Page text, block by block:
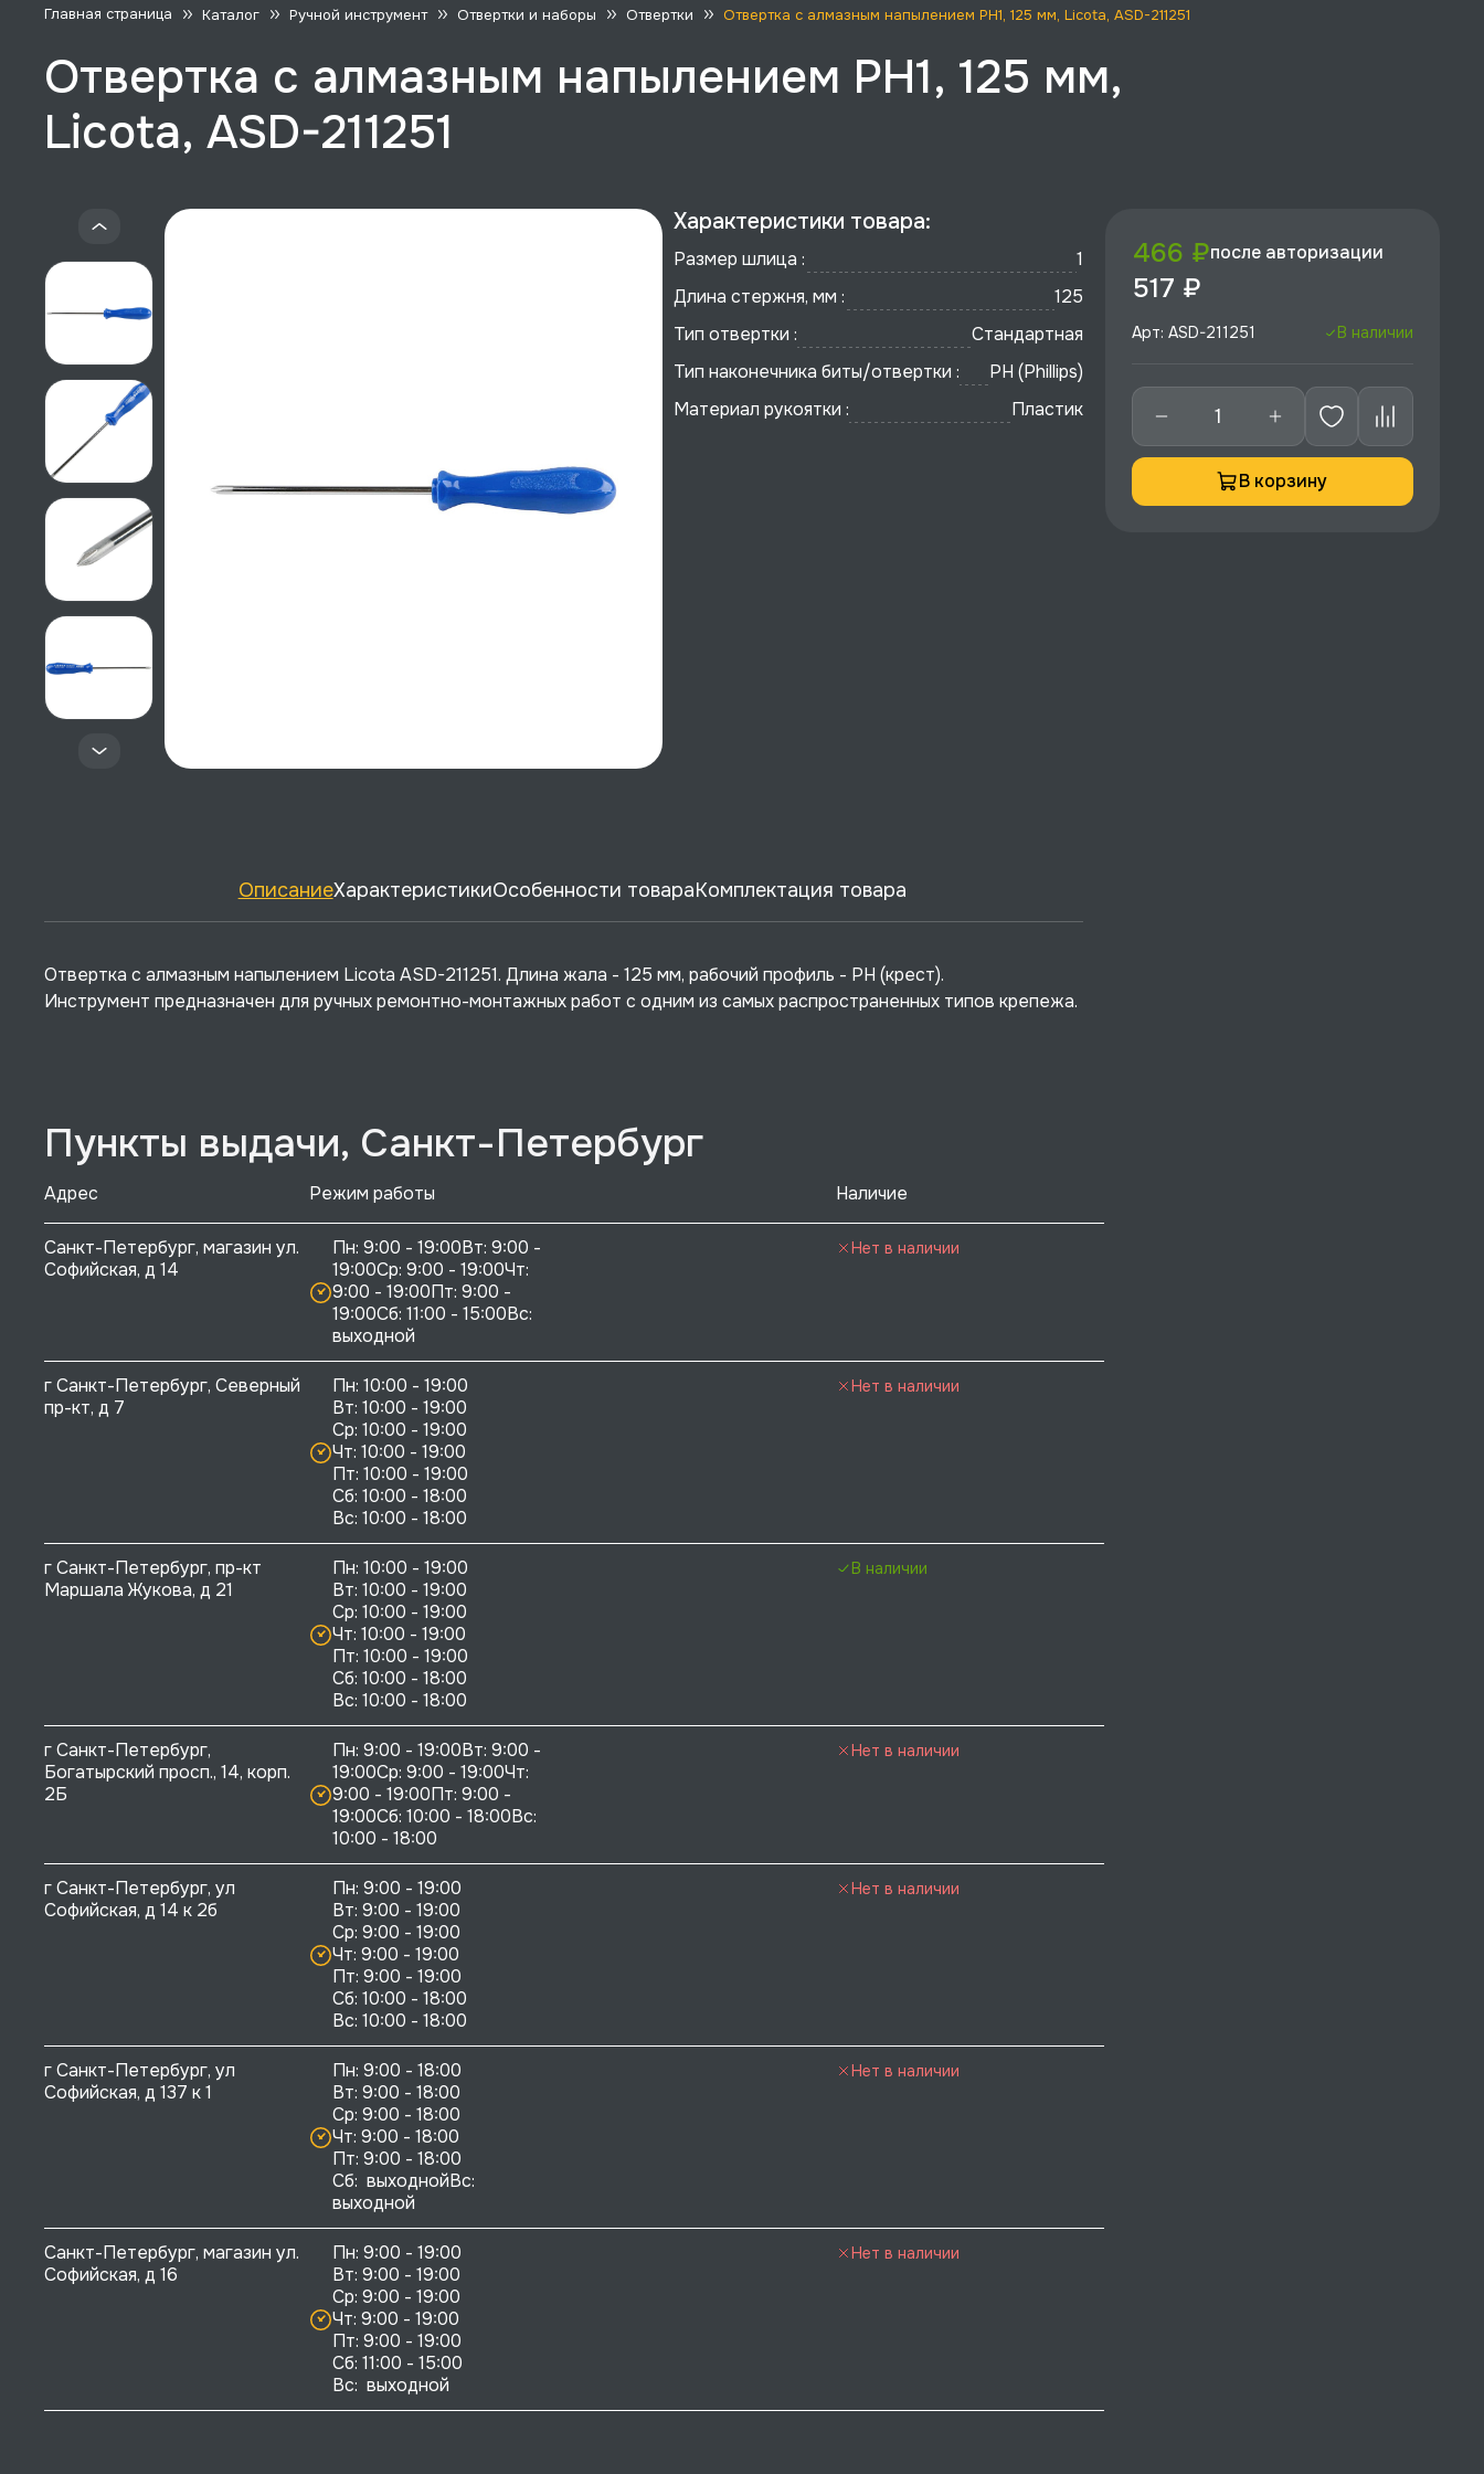
Главная страница Каталог Ручной инструмент Отвертки и наборы Отвертки Отвертка с алмазным напылением PH1, 125 мм, Licota, ASD-211251
Отвертка с алмазным напылением PH1, 125 мм,
Licota, ASD-211251
Характеристики товара:
Размер шлица :
1
Длина стержня, мм :
125
Тип отвертки :
Стандартная
Тип наконечника биты/отвертки :
PH (Phillips)
Материал рукоятки :
Пластик
ОписаниеХарактеристикиОсобенности товараКомплектация товара
Отвертка с алмазным напылением Licota ASD-211251. Длина жала - 125 мм, рабочий профиль - PH (крест).
Инструмент предназначен для ручных ремонтно-монтажных работ с одним из самых распространенных типов крепежа.
Пункты выдачи, Санкт-Петербург
Адрес Режим работы Наличие
Санкт-Петербург, магазин ул.
Софийская, д 14
Пн: 9:00 - 19:00Вт: 9:00 -
19:00Ср: 9:00 - 19:00Чт:
9:00 - 19:00Пт: 9:00 -
19:00Сб: 11:00 - 15:00Вс:
выходной
Нет в наличии
г Санкт-Петербург, Северный
пр-кт, д 7
Пн: 10:00 - 19:00
Вт: 10:00 - 19:00
Ср: 10:00 - 19:00
Чт: 10:00 - 19:00
Пт: 10:00 - 19:00
Сб: 10:00 - 18:00
Нет в наличии
г Санкт-Петербург, пр-кт
Маршала Жукова, д 21
Пн: 10:00 - 19:00
Вт: 10:00 - 19:00
Ср: 10:00 - 19:00
Чт: 10:00 - 19:00
Пт: 10:00 - 19:00
Сб: 10:00 - 18:00
В наличии
г Санкт-Петербург,
Богатырский просп., 14, корп.
2Б
Пн: 9:00 - 19:00Вт: 9:00 -
19:00Ср: 9:00 - 19:00Чт:
9:00 - 19:00Пт: 9:00 -
19:00Сб: 10:00 - 18:00Вс:
10:00 - 18:00
Нет в наличии
г Санкт-Петербург, ул
Софийская, д 14 к 2б
Пн: 9:00 - 19:00
Вт: 9:00 - 19:00
Ср: 9:00 - 19:00
Чт: 9:00 - 19:00
Пт: 9:00 - 19:00
Сб: 10:00 - 18:00
Нет в наличии
г Санкт-Петербург, ул
Софийская, д 137 к 1
Пн: 9:00 - 18:00
Вт: 9:00 - 18:00
Ср: 9:00 - 18:00
Чт: 9:00 - 18:00
Пт: 9:00 - 18:00
Сб:  выходнойВс:
выходной
Нет в наличии
Санкт-Петербург, магазин ул.
Софийская, д 16
Пн: 9:00 - 19:00
Вт: 9:00 - 19:00
Ср: 9:00 - 19:00
Чт: 9:00 - 19:00
Пт: 9:00 - 19:00
Сб: 11:00 - 15:00
Вс:  выходной
Нет в наличии
466 ₽после авторизации
517 ₽
Арт: ASD-211251 В наличии
В корзину